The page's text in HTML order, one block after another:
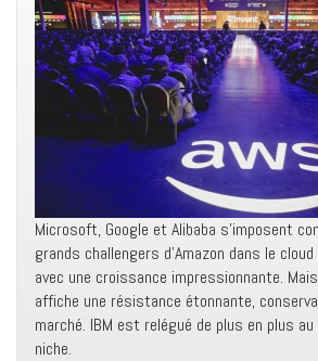
Microsoft, Google et Alibaba s’imposent
grands challengers d’Amazon dans le
avec une croissance impressionnante.
affiche une résistance étonnante,
marché. IBM est relégué de plus en plus au
niche.